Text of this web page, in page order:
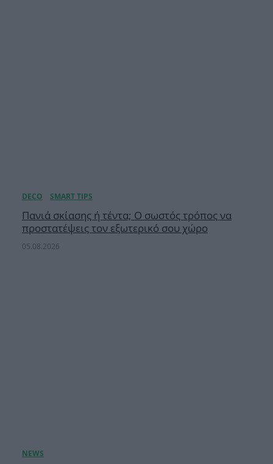
Πανιά σκίασης ή τέντα; Ο σωστός τρόπος να
προστατέψεις τον εξωτερικό σου χώρο
05.08.2026